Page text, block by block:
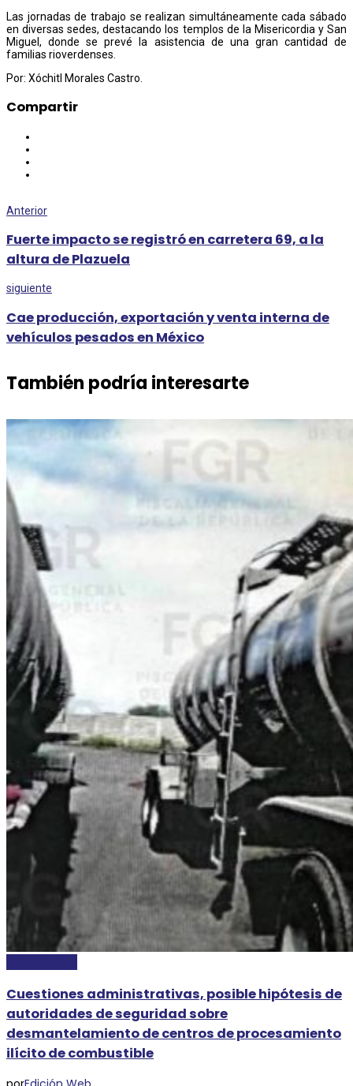
Las jornadas de trabajo se realizan simultáneamente cada sábado
en diversas sedes, destacando los templos de la Misericordia y San
Miguel, donde se prevé la asistencia de una gran cantidad de
familias rioverdenses.
Por: Xóchitl Morales Castro.
Compartir
Anterior
Fuerte impacto se registró en carretera 69, a la
altura de Plazuela
siguiente
Cae producción, exportación y venta interna de
vehículos pesados en México
También podría interesarte
Cuestiones administrativas, posible hipótesis de
autoridades de seguridad sobre
desmantelamiento de centros de procesamiento
ilícito de combustible